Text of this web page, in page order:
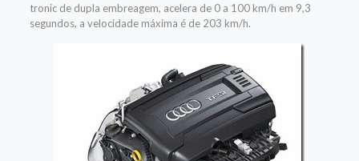
tronic de dupla embreagem, acelera de 0 a 100 km/h em 9,3
segundos, a velocidade máxima é de 203 km/h.